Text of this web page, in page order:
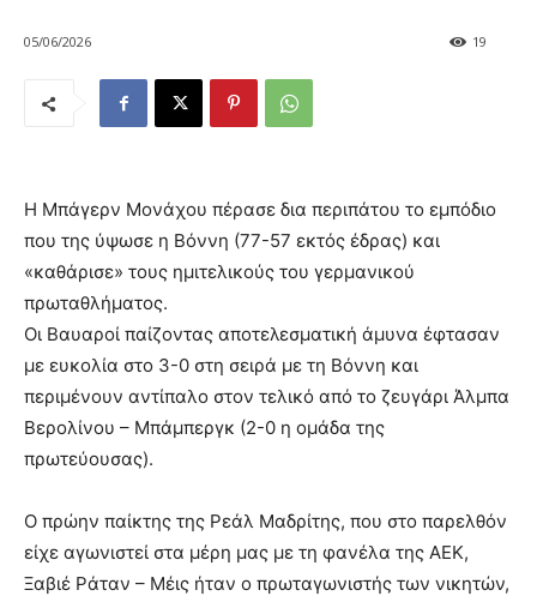
05/06/2026 19
Η Μπάγερν Μονάχου πέρασε δια περιπάτου το εμπόδιο
που της ύψωσε η Βόννη (77-57 εκτός έδρας) και
«καθάρισε» τους ημιτελικούς του γερμανικού
πρωταθλήματος.
Οι Βαυαροί παίζοντας αποτελεσματική άμυνα έφτασαν
με ευκολία στο 3-0 στη σειρά με τη Βόννη και
περιμένουν αντίπαλο στον τελικό από το ζευγάρι Άλμπα
Βερολίνου – Μπάμπεργκ (2-0 η ομάδα της
πρωτεύουσας).
Ο πρώην παίκτης της Ρεάλ Μαδρίτης, που στο παρελθόν
είχε αγωνιστεί στα μέρη μας με τη φανέλα της ΑΕΚ,
Ξαβιέ Ράταν – Μέις ήταν ο πρωταγωνιστής των νικητών,